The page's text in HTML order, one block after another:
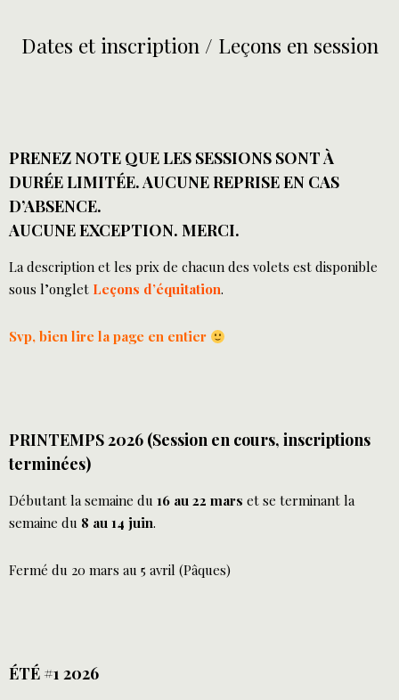
Dates et inscription / Leçons en session
PRENEZ NOTE QUE LES SESSIONS SONT À
DURÉE LIMITÉE. AUCUNE REPRISE EN CAS
D’ABSENCE.
AUCUNE EXCEPTION. MERCI.
La description et les prix de chacun des volets est disponible
sous l’onglet Leçons d’équitation.
Svp, bien lire la page en entier
PRINTEMPS 2026 (Session en cours, inscriptions
terminées)
Débutant la semaine du 16 au 22 mars et se terminant la
semaine du 8 au 14 juin.
Fermé du 20 mars au 5 avril (Pâques)
ÉTÉ #1 2026